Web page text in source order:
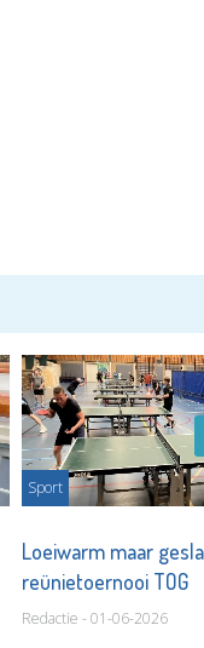
Sport
Loeiwarm maar
reünietoernooi TOG
Redactie - 01-06-2026